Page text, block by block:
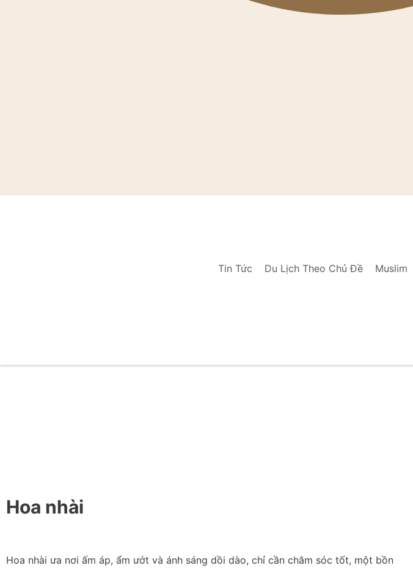
Tin Tức Du Lịch Theo Chủ Đề Muslim
Hoa nhài
Hoa nhài ưa nơi ấm áp, ẩm ướt và ánh sáng dồi dào, chỉ cần chăm sóc tốt, một bồn